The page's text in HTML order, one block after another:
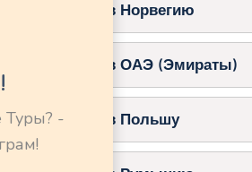
Туры в Норвегию
Туры в ОАЭ (Эмираты)
Туры в Польшу
Туры? -